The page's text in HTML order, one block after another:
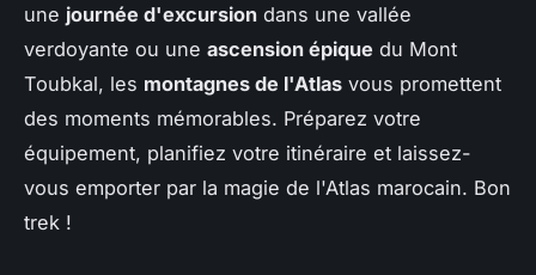
une journée d'excursion dans une vallée
verdoyante ou une ascension épique du Mont
Toubkal, les montagnes de l'Atlas vous promettent
des moments mémorables. Préparez votre
équipement, planifiez votre itinéraire et laissez-
vous emporter par la magie de l'Atlas marocain. Bon
trek !